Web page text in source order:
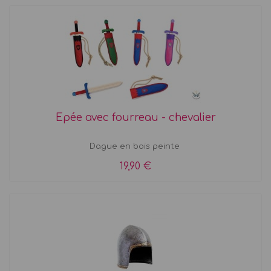
Epée avec fourreau - chevalier
Dague en bois peinte
19,90 €